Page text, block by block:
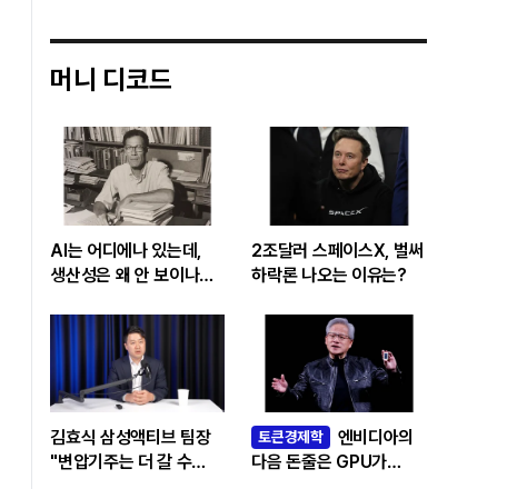
머니 디코드
AI는 어디에나 있는데,
생산성은 왜 안 보이나…
‘솔로우 패러독스’
2조달러 스페이스X, 벌써
하락론 나오는 이유는?
김효식 삼성액티브 팀장
"변압기주는 더 갈 수
토큰경제학
엔비디아의
다음 돈줄은 GPU가